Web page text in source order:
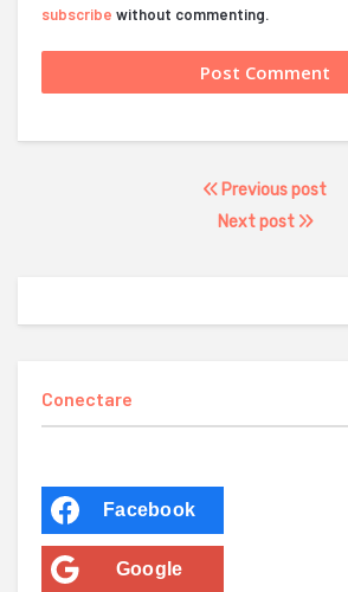
subscribe without commenting.
Previous post
Next post
Conectare
Facebook
Google